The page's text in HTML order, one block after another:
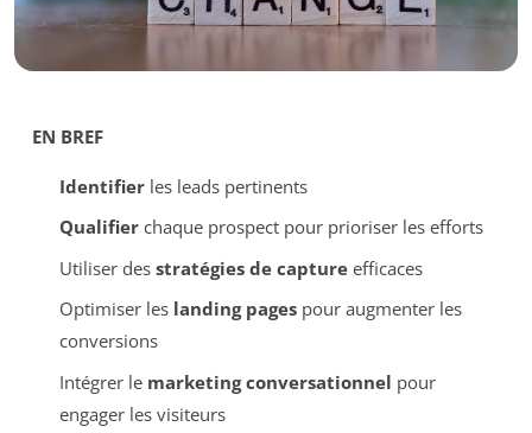
EN BREF
Identifierles leads pertinents
Qualifierchaque prospect pour prioriser les efforts
Utiliser des stratégies de captureefficaces
Optimiser les landing pagespour augmenter les
conversions
Intégrer le marketing conversationnel pour
engager les visiteurs